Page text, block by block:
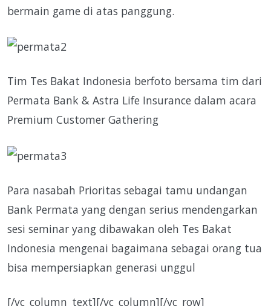
bermain game di atas panggung.
Tim Tes Bakat Indonesia berfoto bersama tim dari
Permata Bank & Astra Life Insurance dalam acara
Premium Customer Gathering
Para nasabah Prioritas sebagai tamu undangan
Bank Permata yang dengan serius mendengarkan
sesi seminar yang dibawakan oleh Tes Bakat
Indonesia mengenai bagaimana sebagai orang tua
bisa mempersiapkan generasi unggul
[/vc_column_text][/vc_column][/vc_row]